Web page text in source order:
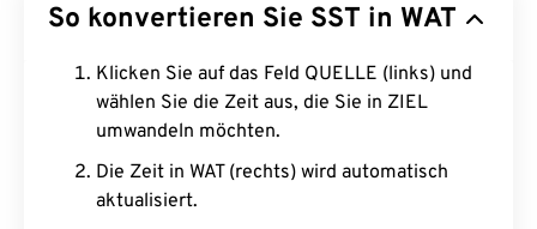
So konvertieren Sie SST in WAT
Klicken Sie auf das Feld QUELLE (links) und
wählen Sie die Zeit aus, die Sie in ZIEL
umwandeln möchten.
Die Zeit in WAT (rechts) wird automatisch
aktualisiert.